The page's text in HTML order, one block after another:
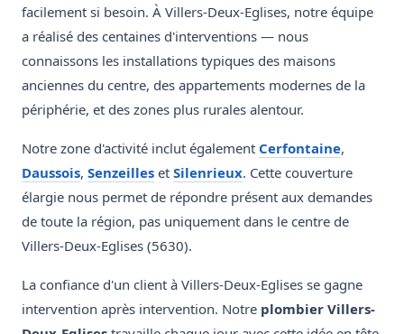
facilement si besoin. À Villers-Deux-Eglises, notre équipe
a réalisé des centaines d'interventions — nous
connaissons les installations typiques des maisons
anciennes du centre, des appartements modernes de la
périphérie, et des zones plus rurales alentour.
Notre zone d'activité inclut également Cerfontaine,
Daussois, Senzeilles et Silenrieux. Cette couverture
élargie nous permet de répondre présent aux demandes
de toute la région, pas uniquement dans le centre de
Villers-Deux-Eglises (5630).
La confiance d'un client à Villers-Deux-Eglises se gagne
intervention après intervention. Notre plombier Villers-